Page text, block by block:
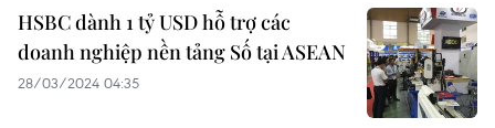
HSBC dành 1 tỷ USD hỗ trợ các
doanh nghiệp nền tảng Số tại ASEAN
28/03/2024 04:35